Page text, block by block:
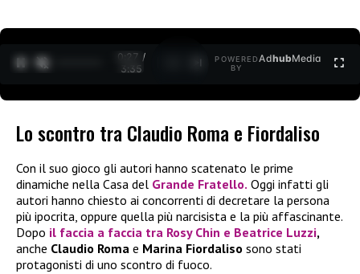
0:28 /
3:35
POWERED
BY
AdhubMedia
Lo scontro tra Claudio Roma e Fiordaliso
Con il suo gioco gli autori hanno scatenato le prime
dinamiche nella Casa del Grande Fratello. Oggi infatti gli
autori hanno chiesto ai concorrenti di decretare la persona
più ipocrita, oppure quella più narcisista e la più affascinante.
Dopo il faccia a faccia tra Rosy Chin e Beatrice Luzzi,
anche Claudio Roma e Marina Fiordaliso sono stati
protagonisti di uno scontro di fuoco.